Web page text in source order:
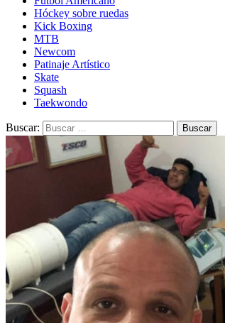
Hóckey sobre ruedas
Kick Boxing
MTB
Newcom
Patinaje Artístico
Skate
Squash
Taekwondo
Buscar: